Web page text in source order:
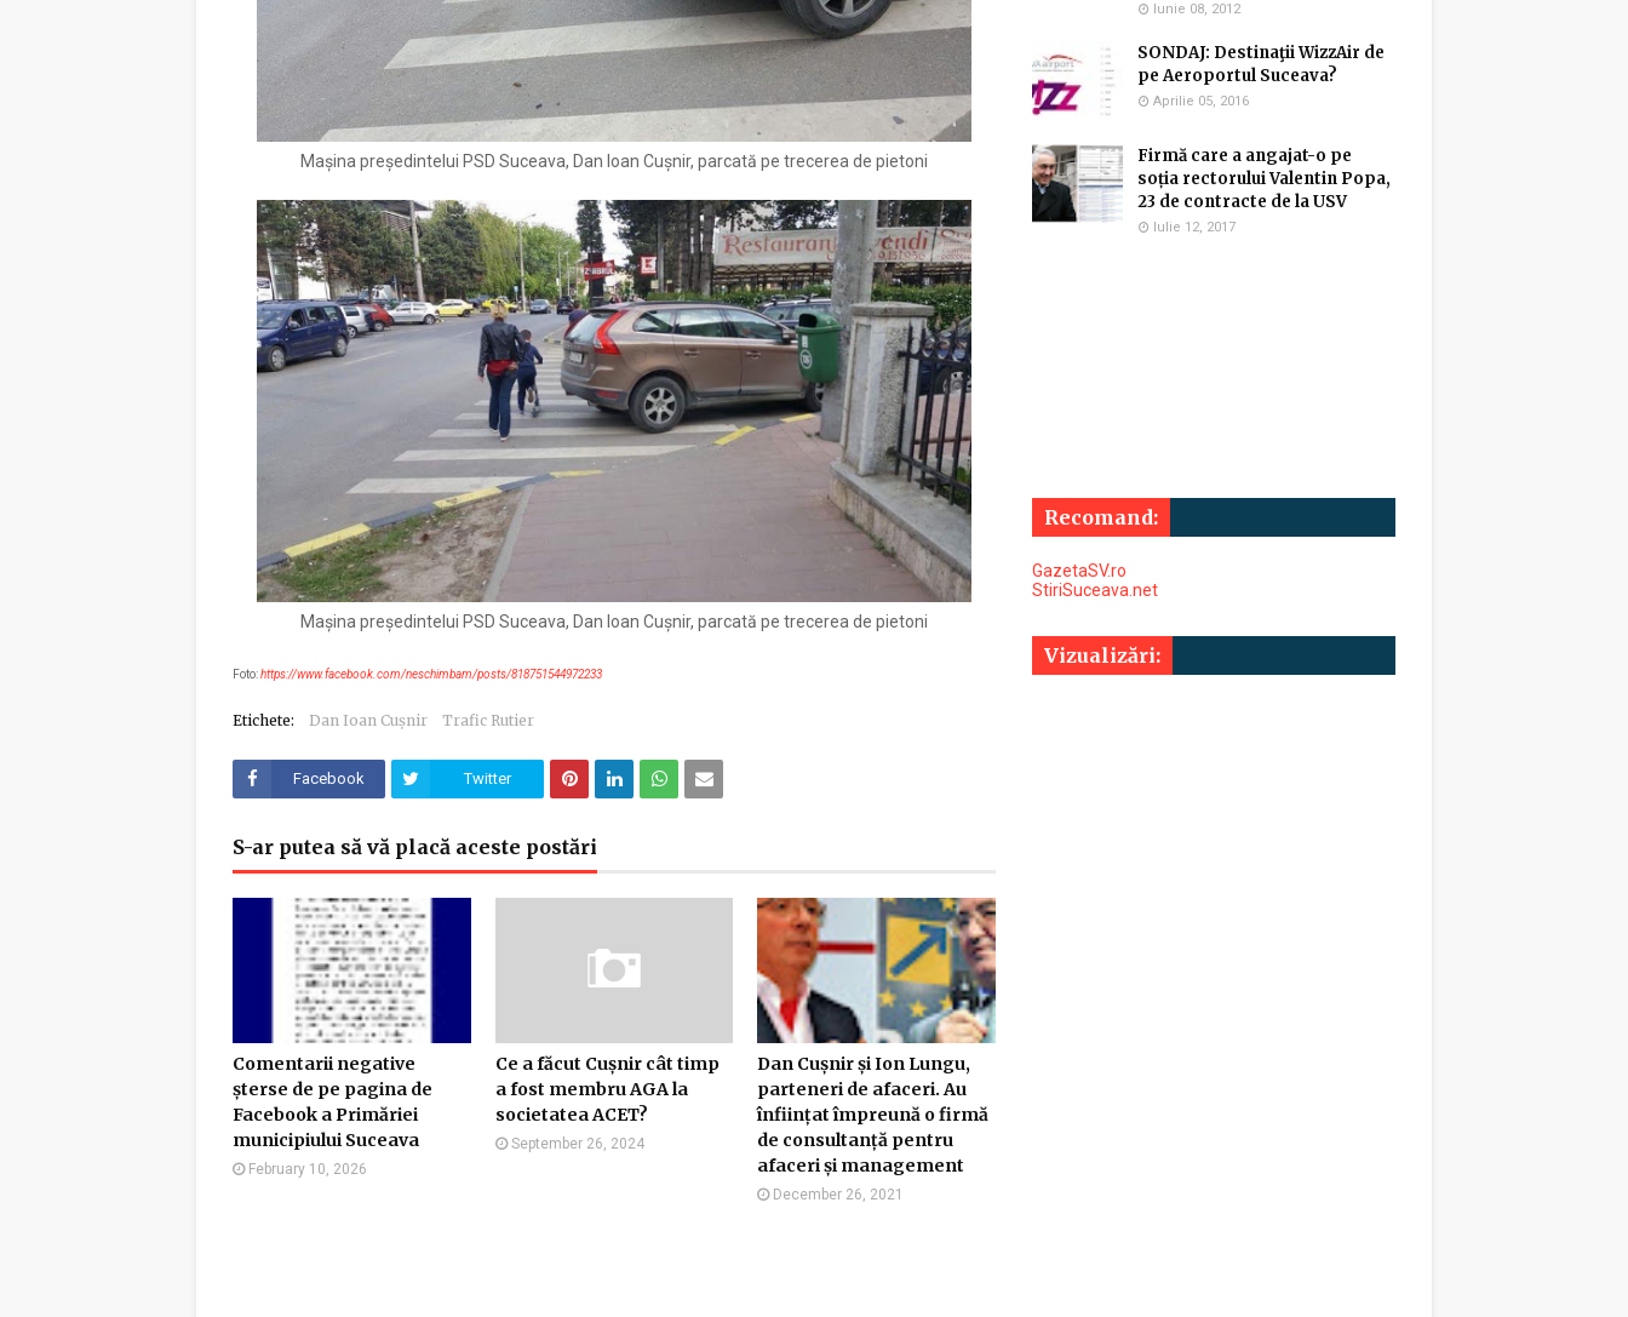
Mașina președintelui PSD Suceava, Dan Ioan Cușnir, parcată pe trecerea de pietoni
Mașina președintelui PSD Suceava, Dan Ioan Cușnir, parcată pe trecerea de pietoni
Foto:https://www.facebook.com/neschimbam/posts/818751544972233
Etichete: Dan Ioan Cușnir Trafic Rutier
Facebook Twitter
S-ar putea să vă placă aceste postări
Comentarii negative
șterse de pe pagina de
Facebook a Primăriei
municipiului Suceava
February 10, 2026
Ce a făcut Cușnir cât timp
a fost membru AGA la
societatea ACET?
September 26, 2024
Dan Cușnir și Ion Lungu,
parteneri de afaceri. Au
înființat împreună o firmă
de consultanță pentru
afaceri și management
December 26, 2021
Iunie 08, 2012
SONDAJ: Destinaţii WizzAir de
pe Aeroportul Suceava?
Aprilie 05, 2016
Firmă care a angajat-o pe
soția rectorului Valentin Popa,
23 de contracte de la USV
Iulie 12, 2017
Recomand:
GazetaSV.ro
StiriSuceava.net
Vizualizări: